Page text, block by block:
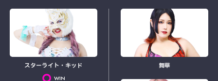
スターライト・キッド
WIN
舞華